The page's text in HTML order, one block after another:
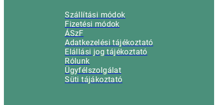
Szállítási módok
Fizetési módok
ÁSzF
Adatkezelési tájékoztató
Elállási jog tájékoztató
Rólunk
Ügyfélszolgálat
Süti tájákoztató